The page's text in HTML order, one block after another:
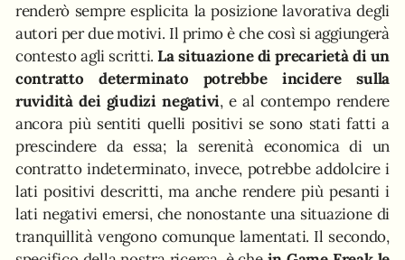
renderò sempre esplicita la posizione lavorativa degli
autori per due motivi. Il primo è che così si aggiungerà
contesto agli scritti.La situazione di precarietà di un
contratto determinato potrebbe incidere sulla
ruvidità dei giudizi negativi, e al contempo rendere
ancora più sentiti quelli positivi se sono stati fatti a
prescindere da essa; la serenità economica di un
contratto indeterminato, invece, potrebbe addolcire i
lati positivi descritti, ma anche rendere più pesanti i
lati negativi emersi, che nonostante una situazione di
tranquillità vengono comunque lamentati. Il secondo,